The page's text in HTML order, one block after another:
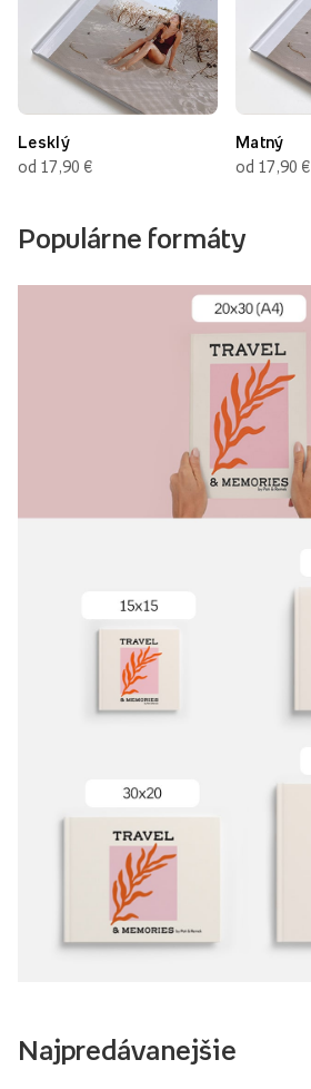
Lesklý
od 17,90 €
Matný
od 17,90 €
Populárne formáty
Najpredávanejšie